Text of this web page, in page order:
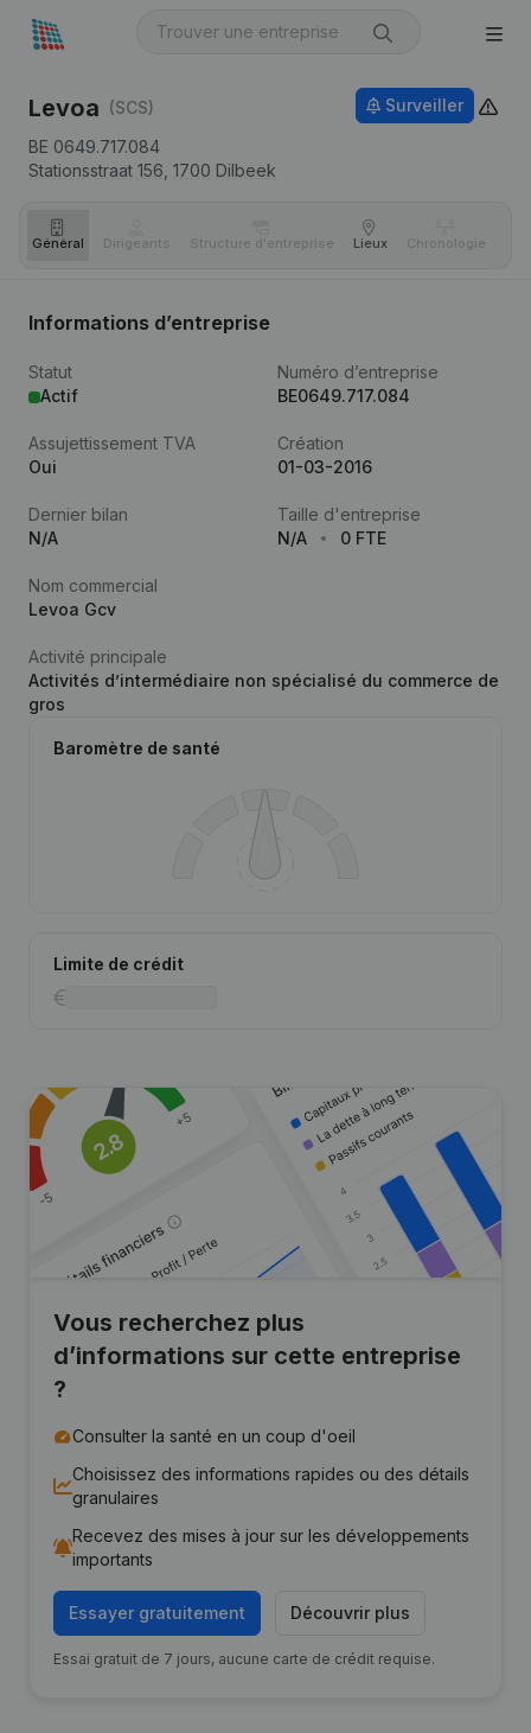
Levoa (SCS)
BE 0649.717.084
Stationsstraat 156, 1700 Dilbeek
Surveiller
Général Dirigeants Structure d'entreprise Lieux Chronologie
Informations d’entreprise
Statut
Actif
Numéro d’entreprise
BE0649.717.084
Assujettissement TVA
Oui
Création
01-03-2016
Dernier bilan
N/A
Taille d'entreprise
N/A
0 FTE
Nom commercial
Levoa Gcv
Activité principale
Activités d’intermédiaire non spécialisé du commerce de
gros
Baromètre de santé
Limite de crédit
Vous recherchez plus
d’informations sur cette entreprise
?
Consulter la santé en un coup d'oeil
Choisissez des informations rapides ou des détails
granulaires
Recevez des mises à jour sur les développements
importants
Essayer gratuitement Découvrir plus
Essai gratuit de 7 jours, aucune carte de crédit requise.